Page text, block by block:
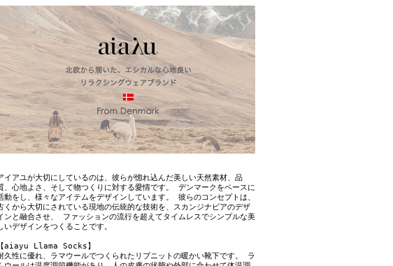
イアユが大切にしているのは、彼らが惚れ込んだ美しい天然素材、品
、心地よさ、そして物つくりに対する愛情です。 デンマークをベースに
動をし、様々なアイテムをデザインしています。 彼らのコンセプトは、
くから大切にされている現地の伝統的な技術を、スカンジナビアのデザ
ンと融合させ、 ファッションの流行を超えてタイムレスでシンプルな美
いデザインをつくることです。
【aiayu Llama Socks】
久性に優れ、ラマウールでつくられたリブニットの暖かい靴下です。 ラ